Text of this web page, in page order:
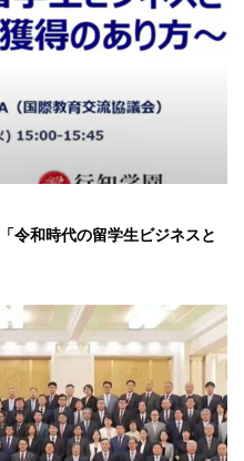
令和時代の留学生ビジネスと